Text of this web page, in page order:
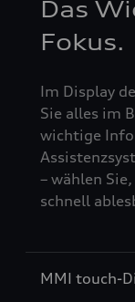
Das
Fokus.
Im Display
Sie alles im
wichtige
– wählen
schnell
MMI touch-